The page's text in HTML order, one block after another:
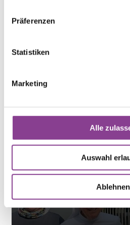
Präferenzen
Statistiken
Marketing
Alle
Auswahl
Ablehnen
Gemeinsam in Bewegung
Welt‑PH‑Tag